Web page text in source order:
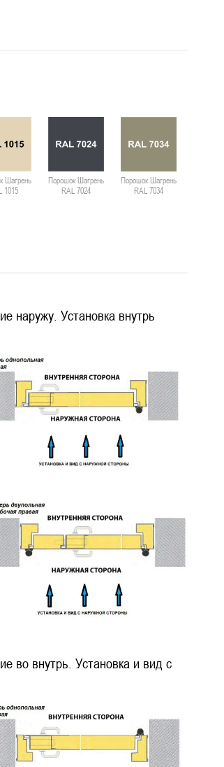
Шагрень
1015
Порошок Шагрень
RAL 7024
Порошок Шагрень
RAL 7034
наружу. Установка внутрь
во внутрь. Установка и вид с